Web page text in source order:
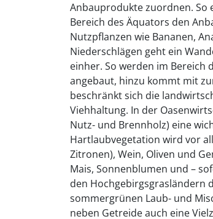
Anbauprodukte zuordnen. So
Bereich des Äquators den
Nutzpflanzen wie Bananen,
Niederschlägen geht ein
einher. So werden im Bereich
angebaut, hinzu kommt mit
beschränkt sich die
Viehhaltung. In der
Nutz- und Brennholz) eine
Hartlaubvegetation wird vor
Zitronen), Wein, Oliven und
Mais, Sonnenblumen und –
den Hochgebirgsgrasländern
sommergrünen Laub- und
neben Getreide auch eine